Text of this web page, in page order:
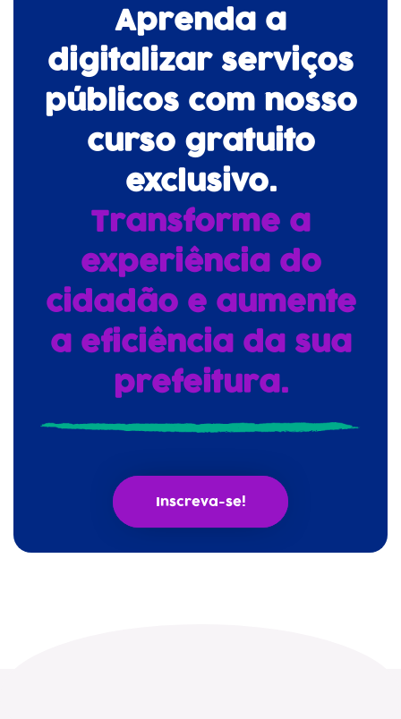
Aprenda a
digitalizar serviços
públicos com nosso
curso gratuito
exclusivo.
Transforme a
experiência do
cidadão e aumente
a eficiência da sua
prefeitura.
Inscreva-se!